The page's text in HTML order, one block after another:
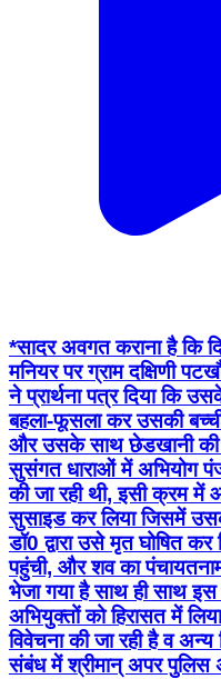
*सादर अवगत कराना है कि
मनियर पर ग्राम दक्षिणी
ने प्रार्थना पत्र दिया कि
बहला-फूसला कर उसकी
और उसके साथ छेडखानी की
सुसंगत धाराओं में अभियोग
की जा रही थी, इसी क्रम में
सुसाइड कर लिया जिसमें
डॉ0 द्वारा उसे मृत घोषित
पहुंची, और शव का
भेजा गया है साथ ही साथ इस
अभियुक्तों को हिरासत में
विवेचना की जा रही है व
संबंध में श्रीमान् अपर पुलिस